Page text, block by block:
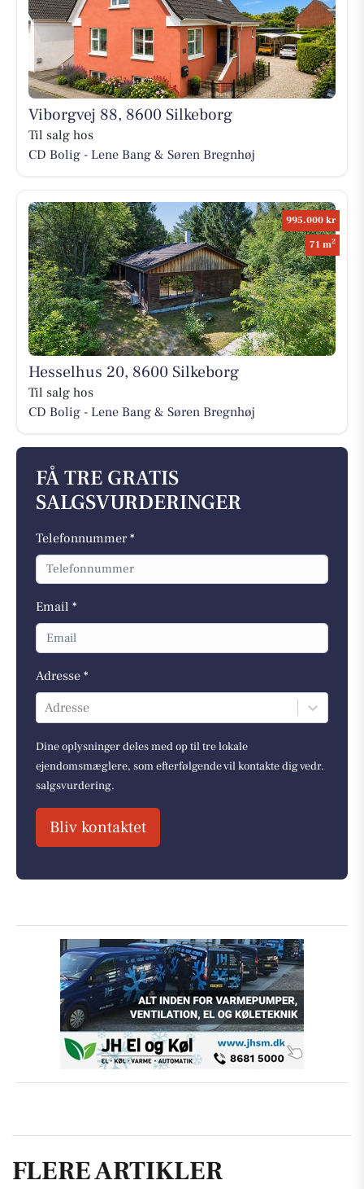
Viborgvej 88, 8600 Silkeborg
Til salg hos
CD Bolig - Lene Bang & Søren Bregnhøj
995.000 kr
71 m2
Hesselhus 20, 8600 Silkeborg
Til salg hos
CD Bolig - Lene Bang & Søren Bregnhøj
FÅ TRE GRATIS
SALGSVURDERINGER
Telefonnummer *
Email *
Adresse *
Adresse
Dine oplysninger deles med op til tre lokale
ejendomsmæglere, som efterfølgende vil kontakte dig vedr.
salgsvurdering.
Bliv kontaktet
FLERE ARTIKLER